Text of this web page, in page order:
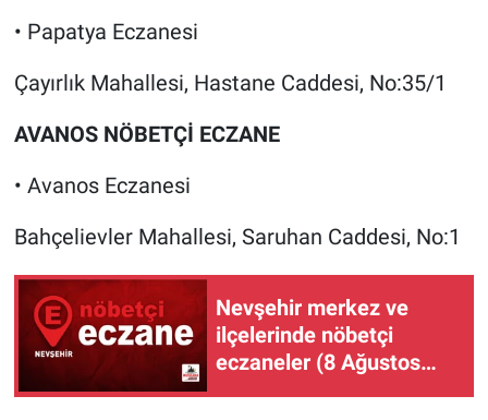
• Papatya Eczanesi
Çayırlık Mahallesi, Hastane Caddesi, No:35/1
AVANOS NÖBETÇİ ECZANE
• Avanos Eczanesi
Bahçelievler Mahallesi, Saruhan Caddesi, No:1
Nevşehir merkez ve
ilçelerinde nöbetçi
eczaneler (8 Ağustos